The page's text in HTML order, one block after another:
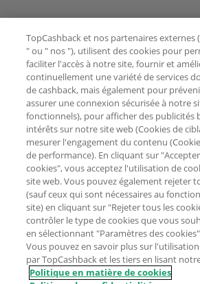
TopCashback et nos partenaires externes
" ou " nos "), utilisent des cookies pour
faciliter l'accès à notre site, fournir et
continuellement une variété de services
de cashback, mais également pour
assurer une connexion sécurisée à notre
fonctionnels), pour afficher des publicités
intérêts sur notre site web (Cookies de
mesurer l'engagement du contenu
de performance). En cliquant sur
cookies", vous acceptez l'utilisation de
site web. Vous pouvez également rejeter
(sauf ceux qui sont nécessaires au
site) en cliquant sur "Rejeter tous les
contrôler le type de cookies que vous
en sélectionnant "Paramètres des
Vous pouvez en savoir plus sur
par TopCashback et les tiers en lisant
Politique en matière de cookies